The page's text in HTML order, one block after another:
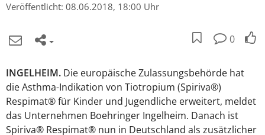
Veröffentlicht: 08.06.2018, 18:00 Uhr
0
INGELHEIM. Die europäische Zulassungsbehörde hat
die Asthma-Indikation von Tiotropium (Spiriva®)
Respimat® für Kinder und Jugendliche erweitert, meldet
das Unternehmen Boehringer Ingelheim. Danach ist
Spiriva® Respimat® nun in Deutschland als zusätzlicher